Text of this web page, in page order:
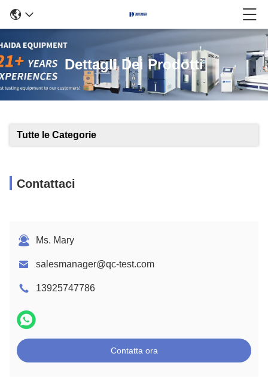
Dettagli Dei Prodotti
Tutte le Categorie
Contattaci
Ms. Mary
salesmanager@qc-test.com
13925747786
Contatta ora